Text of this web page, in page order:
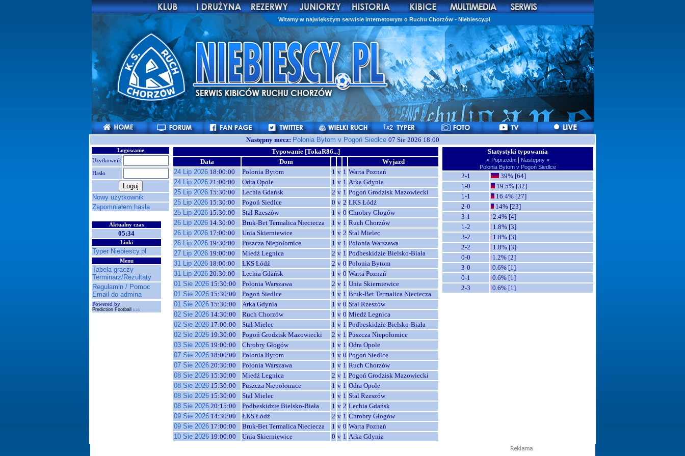
Witamy w największym serwisie internetowym o Ruchu Chorzów - Niebiescy.pl
Następny mecz: Polonia Bytom v Pogoń Siedlce 07 Sie 2026 18:00
Logowanie
Użytkownik
Hasło
Nowy użytkownik
Zapomniałem hasła
Aktualny czas
05:34
Linki
Typer Niebiescy.pl
Menu
Tabela graczy
Terminarz/Rezultaty
Regulamin / Pomoc
Email do admina
Powered by
Prediction Football 1.11
Typowanie [TokaR86...]
Data
Dom
Wyjazd
24 Lip 2026 18:00:00 Polonia Bytom 1 v 1 Warta Poznań
24 Lip 2026 21:00:00 Odra Opole 1 v 1 Arka Gdynia
25 Lip 2026 15:30:00 Lechia Gdańsk 2 v 1 Pogoń Grodzisk Mazowiecki
25 Lip 2026 15:30:00 Pogoń Siedlce 0 v 2 ŁKS Łódź
25 Lip 2026 15:30:00 Stal Rzeszów 1 v 0 Chrobry Głogów
26 Lip 2026 14:30:00 Bruk-Bet Termalica Nieciecza 1 v 1 Ruch Chorzów
26 Lip 2026 17:00:00 Unia Skierniewice 1 v 2 Stal Mielec
26 Lip 2026 19:30:00 Puszcza Niepołomice 1 v 1 Polonia Warszawa
27 Lip 2026 19:00:00 Miedź Legnica 2 v 1 Podbeskidzie Bielsko-Biała
31 Lip 2026 18:00:00 ŁKS Łódź 2 v 0 Polonia Bytom
31 Lip 2026 20:30:00 Lechia Gdańsk 1 v 0 Warta Poznań
01 Sie 2026 15:30:00 Polonia Warszawa 2 v 1 Unia Skierniewice
01 Sie 2026 15:30:00 Pogoń Siedlce 1 v 1 Bruk-Bet Termalica Nieciecza
01 Sie 2026 15:30:00 Arka Gdynia 1 v 0 Stal Rzeszów
02 Sie 2026 14:30:00 Ruch Chorzów 1 v 0 Miedź Legnica
02 Sie 2026 17:00:00 Stal Mielec 1 v 1 Podbeskidzie Bielsko-Biała
02 Sie 2026 19:30:00 Pogoń Grodzisk Mazowiecki 2 v 1 Puszcza Niepołomice
03 Sie 2026 19:00:00 Chrobry Głogów 1 v 1 Odra Opole
07 Sie 2026 18:00:00 Polonia Bytom 1 v 0 Pogoń Siedlce
07 Sie 2026 20:30:00 Polonia Warszawa 1 v 1 Ruch Chorzów
08 Sie 2026 15:30:00 Miedź Legnica 2 v 1 Pogoń Grodzisk Mazowiecki
08 Sie 2026 15:30:00 Puszcza Niepołomice 1 v 1 Odra Opole
08 Sie 2026 15:30:00 Stal Mielec 1 v 1 Stal Rzeszów
08 Sie 2026 20:15:00 Podbeskidzie Bielsko-Biała 1 v 2 Lechia Gdańsk
09 Sie 2026 14:30:00 ŁKS Łódź 2 v 1 Chrobry Głogów
09 Sie 2026 17:00:00 Bruk-Bet Termalica Nieciecza 1 v 0 Warta Poznań
10 Sie 2026 19:00:00 Unia Skierniewice 0 v 1 Arka Gdynia
Statystyki typowania
« Poprzedni | Następny »
Polonia Bytom v Pogoń Siedlce
2-1
39% [64]
1-0
19.5% [32]
1-1
16.4% [27]
2-0
14% [23]
3-1
2.4% [4]
1-2
1.8% [3]
3-2
1.8% [3]
2-2
1.8% [3]
0-0
1.2% [2]
3-0
0.6% [1]
0-1
0.6% [1]
2-3
0.6% [1]